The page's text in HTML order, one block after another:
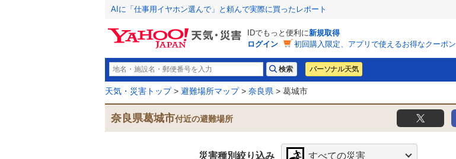
AIに「仕事用イヤホン選んで」と頼んで実際に買ったレポート
IDでもっと便利に新規取得
ログイン
初回購入限定、アプリで使えるお得なクーポン
パーソナル天気
天気・災害トップ> 避難場所マップ> 奈良県 > 葛城市
奈良県葛城市付近の避難場所
災害種別絞り込み すべての災害